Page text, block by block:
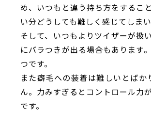
め、いつもと違う持ち方をするこ
い分どうしても難しく感じてしまい
そして、いつもよりツイザーが扱
にバラつきが出る場合もあります
つです。
また癖毛への装着は難しいとば
ん。力みすぎるとコントロール力
です。